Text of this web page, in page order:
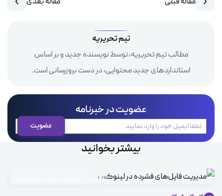
تیم تحریریه
مطالب تیم تحریریه، توسط نویسنده جدید و بر اساس
استانداردهای جدید محتوایی، در دست بروزرسانی است.
عضویت در خبرنامه
بیشتر بخوانید
مطالب آموزشی در زمینه سیستم عامل